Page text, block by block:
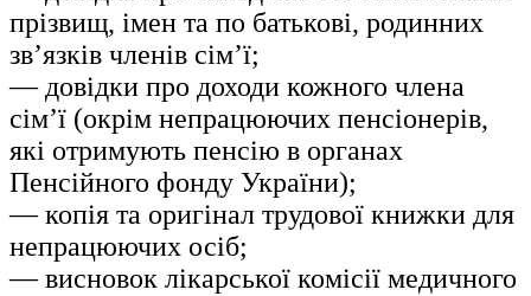
прізвищ, імен та по батькові, родинних
зв’язків членів сім’ї;
— довідки про доходи кожного члена
сім’ї (окрім непрацюючих пенсіонерів,
які отримують пенсію в органах
Пенсійного фонду України);
— копія та оригінал трудової книжки для
непрацюючих осіб;
— висновок лікарської комісії медичного